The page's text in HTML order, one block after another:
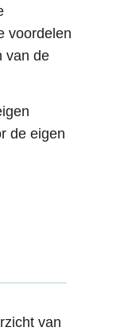
voordelen
van de
de eigen
van